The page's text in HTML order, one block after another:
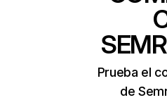
Prueba el
de